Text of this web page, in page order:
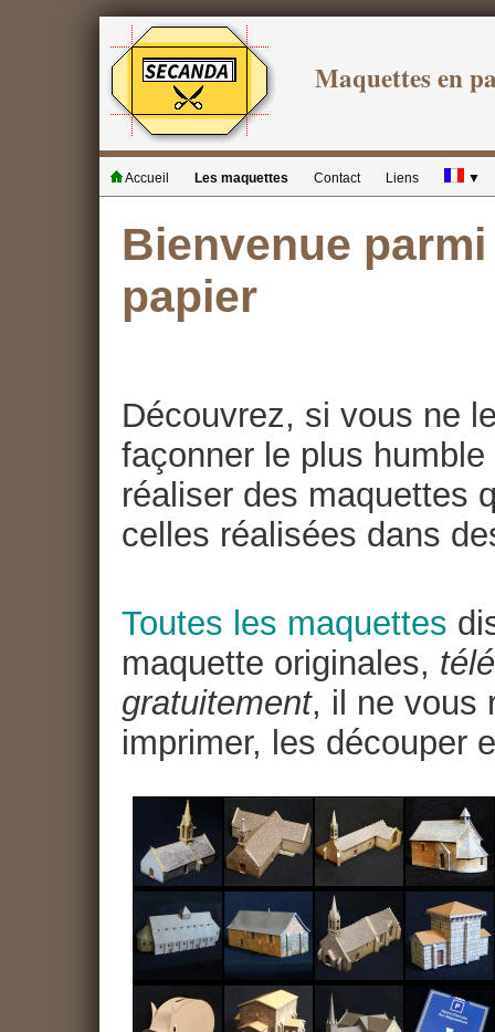
Maquettes en
Accueil Les maquettes Contact Liens ▼
Bienvenue
papier
Découvrez, si vous ne
façonner le plus
réaliser des maquettes
celles réalisées dans
Toutes les maquettes
maquette originales,
gratuitement, il ne vous
imprimer, les découper